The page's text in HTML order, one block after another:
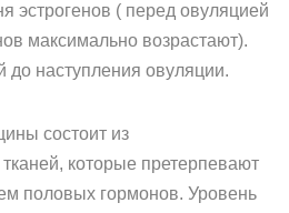
эстрогенов ( перед овуляцией
максимально возрастают).
до наступления овуляции.
состоит из
которые претерпевают
половых гормонов. Уровень